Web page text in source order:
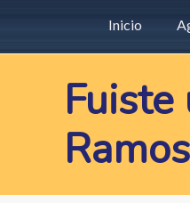
Main
Inicio
Fuiste
Ramos